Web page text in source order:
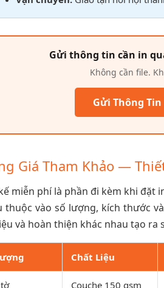
Gửi thông tin cần in
Không cần file.
Gửi Thông
Giá Tham Khảo —
miễn phí là phần đi kèm khi đặt
thuộc vào số lượng, kích thước
và hoàn thiện khác nhau tạo
Chất Liệu
Couche 150 gsm